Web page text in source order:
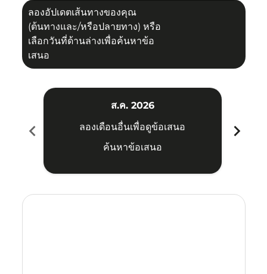
ลองอัปเดตเส้นทางของคุณ
(ต้นทางและ/หรือปลายทาง) หรือ
เลือกวันที่ด้านล่างเพื่อค้นหาข้อ
เสนอ
chevron_left
ส.ค. 2026
ลองเดือนอื่นเพื่อดูข้อเสนอ
ค้นหาข้อเสนอ
chevron_right